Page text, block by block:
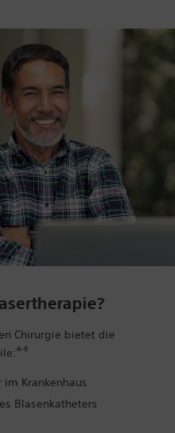
Chirurgie bietet die
4-9
Krankenhaus
Blasenkatheters